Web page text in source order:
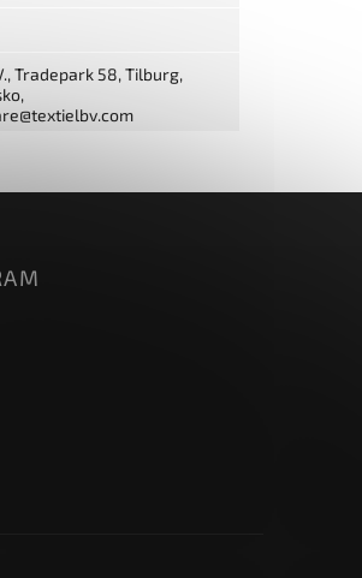
Tradepark 58, Tilburg,